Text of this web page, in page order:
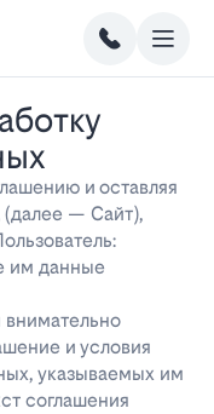
и оставляя
— Сайт),
им данные
внимательно
и условия
указываемых им
соглашения